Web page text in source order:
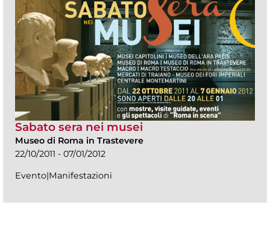
Sabato sera nei musei
Museo di Roma in Trastevere
22/10/2011 - 07/01/2012
Evento|Manifestazioni